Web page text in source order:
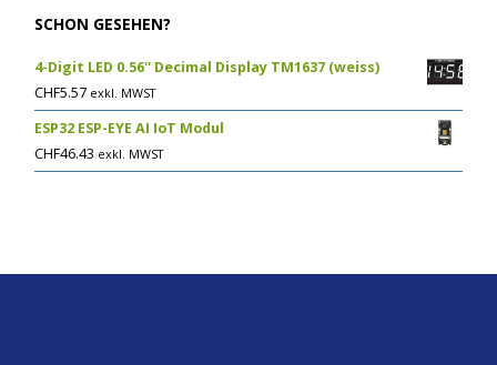
SCHON GESEHEN?
4-Digit LED 0.56'' Decimal Display TM1637 (weiss)
CHF5.57 exkl. MWST
ESP32 ESP-EYE AI IoT Modul
CHF46.43 exkl. MWST